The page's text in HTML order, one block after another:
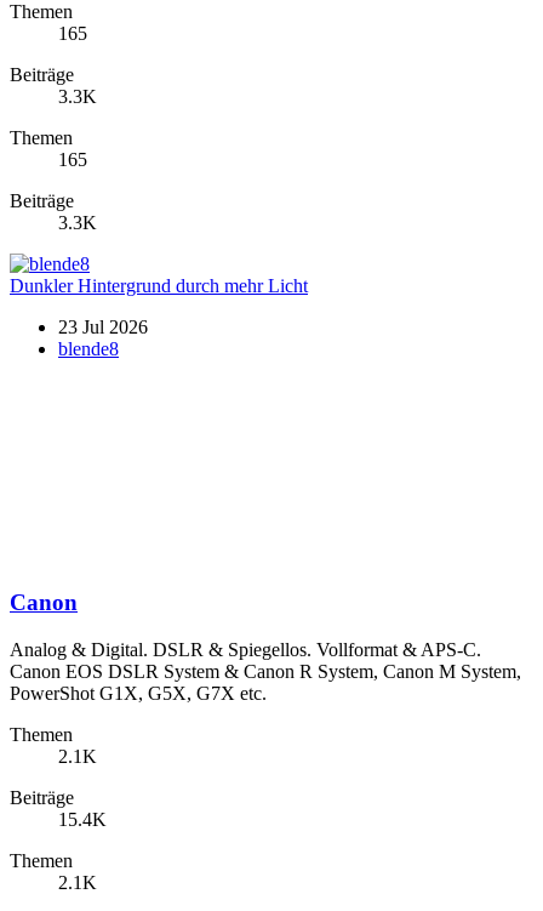
Themen
165
Beiträge
3.3K
Themen
165
Beiträge
3.3K
Dunkler Hintergrund durch mehr Licht
23 Jul 2026
blende8
Canon
Analog & Digital. DSLR & Spiegellos. Vollformat & APS-C.
Canon EOS DSLR System & Canon R System, Canon M System,
PowerShot G1X, G5X, G7X etc.
Themen
2.1K
Beiträge
15.4K
Themen
2.1K